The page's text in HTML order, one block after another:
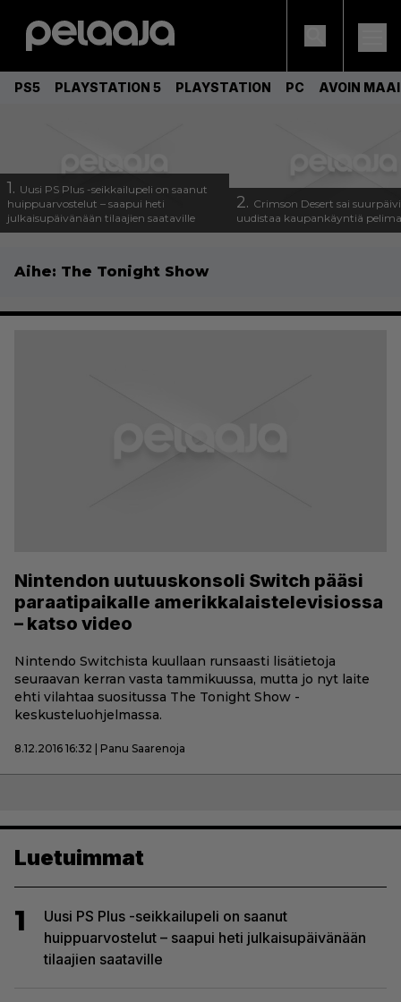
PS5 PLAYSTATION 5 PLAYSTATION PC AVOIN
1. Uusi PS Plus -seikkailupeli on saanut
huippuarvostelut – saapui heti
julkaisupäivänään tilaajien saataville
2. Crimson Desert sai
uudistaa kaupankäyntiä
Aihe: The Tonight Show
Nintendon uutuuskonsoli Switch pääsi
paraatipaikalle amerikkalaistelevisiossa
– katso video
Nintendo Switchista kuullaan runsaasti lisätietoja
seuraavan kerran vasta tammikuussa, mutta jo nyt laite
ehti vilahtaa suositussa The Tonight Show -
keskusteluohjelmassa.
8.12.2016 16:32 | Panu Saarenoja
Luetuimmat
1
Uusi PS Plus -seikkailupeli on saanut
huippuarvostelut – saapui heti julkaisupäivänään
tilaajien saataville